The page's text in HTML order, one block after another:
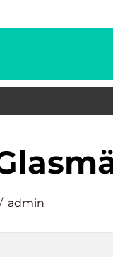
admin